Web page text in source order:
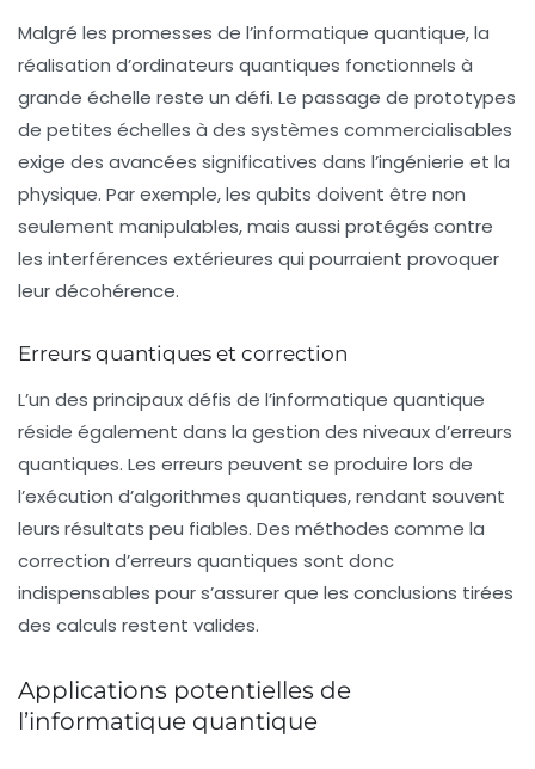
Malgré les promesses de l’informatique quantique, la
réalisation d’ordinateurs quantiques fonctionnels à
grande échelle reste un défi. Le passage de prototypes
de petites échelles à des systèmes commercialisables
exige des avancées significatives dans l’ingénierie et la
physique. Par exemple, les qubits doivent être non
seulement manipulables, mais aussi protégés contre
les interférences extérieures qui pourraient provoquer
leur décohérence.
Erreurs quantiques et correction
L’un des principaux défis de l’informatique quantique
réside également dans la gestion des niveaux d’erreurs
quantiques. Les erreurs peuvent se produire lors de
l’exécution d’algorithmes quantiques, rendant souvent
leurs résultats peu fiables. Des méthodes comme la
correction d’erreurs quantiques sont donc
indispensables pour s’assurer que les conclusions tirées
des calculs restent valides.
Applications potentielles de
l’informatique quantique